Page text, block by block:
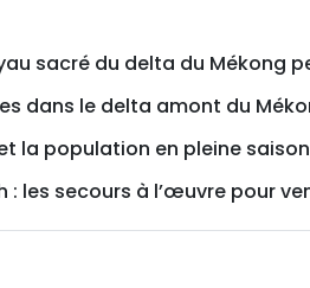
sacré du delta du Mékong
dans le delta amont du
la population en pleine
: les secours à l’œuvre pour